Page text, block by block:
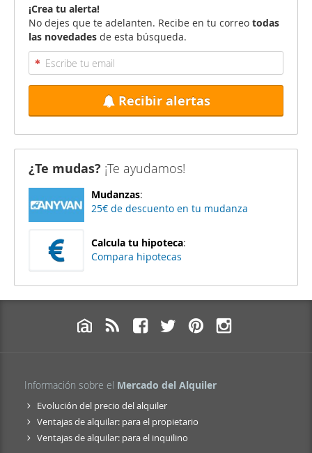
¡Crea tu alerta!
No dejes que te adelanten. Recibe en tu correo todas
las novedades de esta búsqueda.
Recibir alertas
¿Te mudas? ¡Te ayudamos!
Mudanzas:
25€ de descuento en tu mudanza
Calcula tu hipoteca:
Compara hipotecas
Información sobre el Mercado del Alquiler
Evolución del precio del alquiler
Ventajas de alquilar: para el propietario
Ventajas de alquilar: para el inquilino